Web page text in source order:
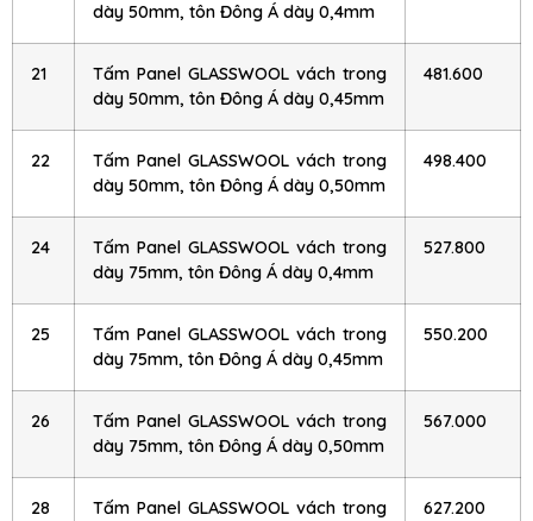
dày 50mm, tôn Đông Á dày 0,4mm
21
Tấm Panel GLASSWOOL vách trong
dày 50mm, tôn Đông Á dày 0,45mm
481.600
22
Tấm Panel GLASSWOOL vách trong
dày 50mm, tôn Đông Á dày 0,50mm
498.400
24
Tấm Panel GLASSWOOL vách trong
dày 75mm, tôn Đông Á dày 0,4mm
527.800
25
Tấm Panel GLASSWOOL vách trong
dày 75mm, tôn Đông Á dày 0,45mm
550.200
26
Tấm Panel GLASSWOOL vách trong
dày 75mm, tôn Đông Á dày 0,50mm
567.000
28
Tấm Panel GLASSWOOL vách trong
627.200